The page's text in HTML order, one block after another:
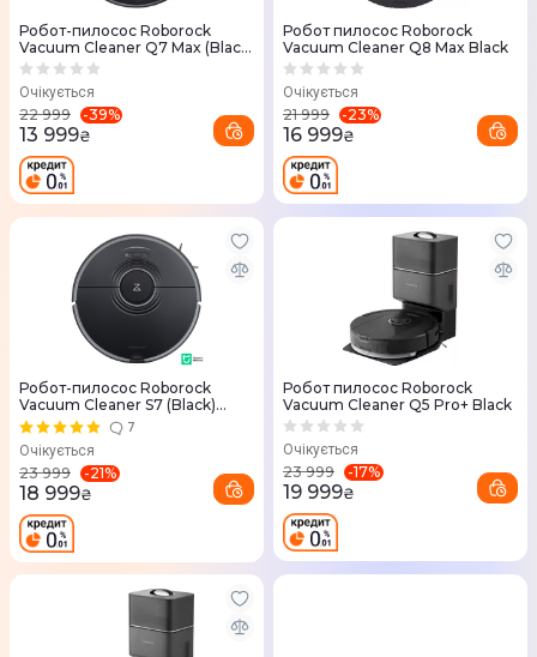
Робот-пилосос Roborock
Vacuum Cleaner Q7 Max (Black)
Q7M52-00
Очікується
22 999 -39%
13 999₴
Робот пилосос Roborock
Vacuum Cleaner Q8 Max Black
Очікується
21 999 -23%
16 999₴
Робот-пилосос Roborock
Vacuum Cleaner S7 (Black)
S702-00
7
Очікується
23 999 -21%
18 999₴
Робот пилосос Roborock
Vacuum Cleaner Q5 Pro+ Black
Очікується
23 999 -17%
19 999₴